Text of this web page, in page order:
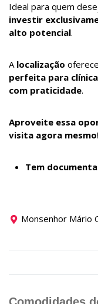
Ideal para quem
investir
alto potencial.
A localização oferece
perfeita para
com praticidade.
Aproveite essa
visita agora
Tem
Monsenhor Mário